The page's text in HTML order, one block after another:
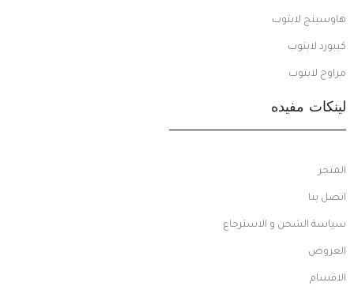
هاوسينج لابتوب
كيبورد لابتوب
مراوح لابتوب
لينكات مفيده
المتجر
اتصل بنا
سياسة الشحن و الاسترجاع
العروض
الاقسام